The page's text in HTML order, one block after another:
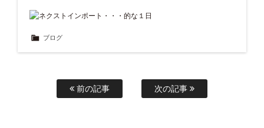
ブログ
前の記事 次の記事